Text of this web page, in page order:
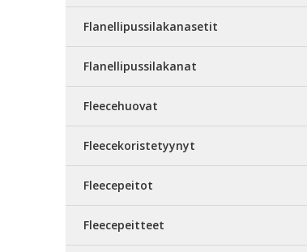
Flanellipussilakanasetit
Flanellipussilakanat
Fleecehuovat
Fleecekoristetyynyt
Fleecepeitot
Fleecepeitteet